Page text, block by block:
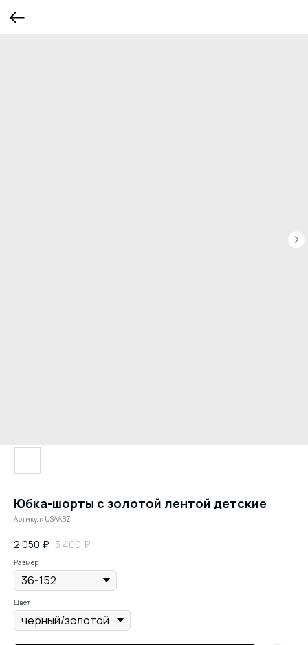
Юбка-шорты с золотой лентой детские
Артикул: USAABZ
2 050 ₽ 3 400 ₽
Размер
Цвет